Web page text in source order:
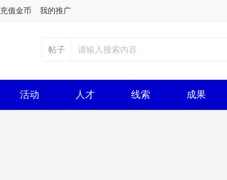
充值金币 我的推广
帖子
活动 人才 线索 成果